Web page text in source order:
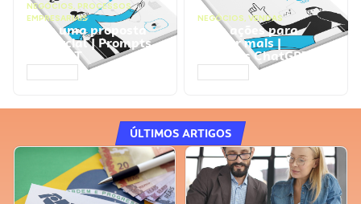
NEGÓCIOS, PROCESSOS
EMPRESARIAIS
Faça uma proposta
comercial | Prompts
ChatGPT
NEGÓCIOS, VENDAS
Faça ações para
vender mais |
Prompts ChatGPT
ÚLTIMOS ARTIGOS